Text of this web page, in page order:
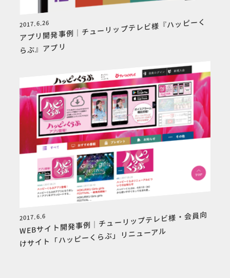
2017.6.26
アプリ開発事例｜チューリップテレビ様『ハッピーく
らぶ』アプリ
2017.6.6
WEBサイト開発事例｜チューリップテレビ様・会員向
けサイト「ハッピーくらぶ」リニューアル